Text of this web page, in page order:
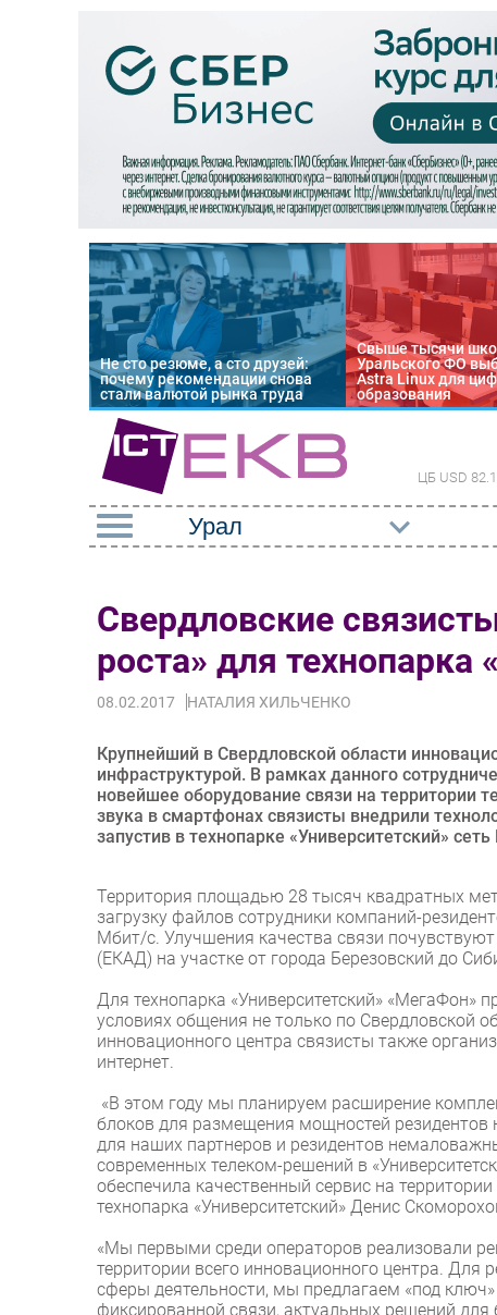
Не сто резюме, а сто друзей:
почему рекомендации снова
стали валютой рынка труда
Свыше тысячи
Уральского ФО
Astra Linux для
образования
ЦБ USD
Импорто­замещение
Автоматизация
Промышленности
Мобильная связь
Фиксированная связь
Интеграция
Маркетинг
Торговые
ПО
Кадры
Свердловские
роста» для технопарка
08.02.2017 НАТАЛИЯ ХИЛЬЧЕНКО
Крупнейший в Свердловской области
инфраструктурой. В рамках данного
новейшее оборудование связи на территории
звука в смартфонах связисты внедрили
запустив в технопарке «Университетский» сеть
Территория площадью 28 тысяч квадратных
загрузку файлов сотрудники компаний-
Мбит/с. Улучшения качества связи
(ЕКАД) на участке от города Березовский до
Для технопарка «Университетский»
условиях общения не только по Свердловской
инновационного центра связисты также
интернет.
«В этом году мы планируем расширение
блоков для размещения мощностей
для наших партнеров и резидентов
современных телеком-решений в
обеспечила качественный сервис на
технопарка «Университетский» Денис
«Мы первыми среди операторов реализовали
территории всего инновационного центра. Для
сферы деятельности, мы предлагаем «под
фиксированной связи, актуальных решений для